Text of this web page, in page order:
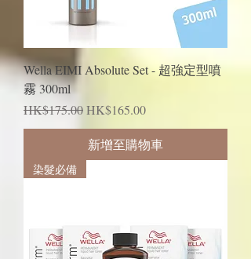
Wella EIMI Absolute Set - 超強定型噴
霧 300ml
一般價格
HK$175.00促銷價格
HK$165.00
新增至購物車
染髮必備